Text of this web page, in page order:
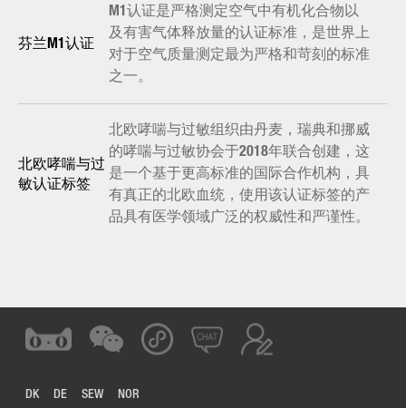
芬兰M1认证
M1认证是严格测定空气中有机化合物以
及有害气体释放量的认证标准，是世界上
对于空气质量测定最为严格和苛刻的标准
之一。
北欧哮喘与过
敏认证标签
北欧哮喘与过敏组织由丹麦，瑞典和挪威
的哮喘与过敏协会于2018年联合创建，这
是一个基于更高标准的国际合作机构，具
有真正的北欧血统，使用该认证标签的产
品具有医学领域广泛的权威性和严谨性。
DK DE SEW NOR